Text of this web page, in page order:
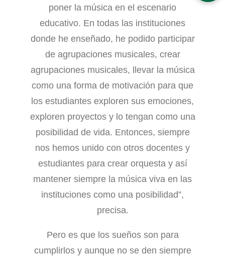
poner la música en el escenario
educativo. En todas las instituciones
donde he enseñado, he podido participar
de agrupaciones musicales, crear
agrupaciones musicales, llevar la música
como una forma de motivación para que
los estudiantes exploren sus emociones,
exploren proyectos y lo tengan como una
posibilidad de vida. Entonces, siempre
nos hemos unido con otros docentes y
estudiantes para crear orquesta y así
mantener siempre la música viva en las
instituciones como una posibilidad”,
precisa.
Pero es que los sueños son para
cumplirlos y aunque no se den siempre